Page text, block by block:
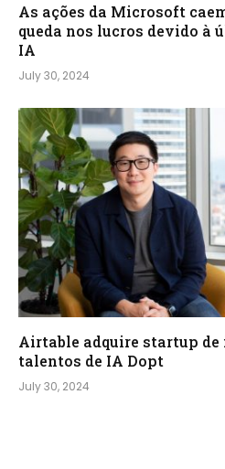
As ações da Microsoft
queda nos lucros devido à
IA
July 30, 2024
Airtable adquire startup de
talentos de IA Dopt
July 30, 2024